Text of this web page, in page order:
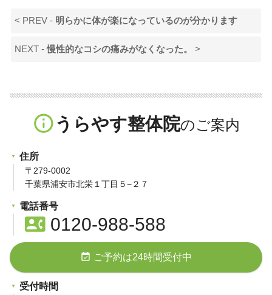
< PREV - 明らかに体が楽になっているのが分かります
NEXT -慢性的なコシの痛みがなくなった。 >
info_outlineうらやす整体院
住所
〒279-0002
千葉県浦安市北栄１丁目５−２７
電話番号
contact_phone0120-988-588
event_available ご予約は24時間受付中
受付時間